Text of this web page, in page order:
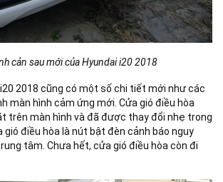
cản sau mới của Hyundai i20 2018
2018 cũng có một số chi tiết mới như các
màn hình cảm ứng mới. Cửa gió điều hòa
trên màn hình và đã được thay đổi nhẹ trong
gió điều hòa là nút bật đèn cảnh báo nguy
tâm. Chưa hết, cửa gió điều hòa còn đi